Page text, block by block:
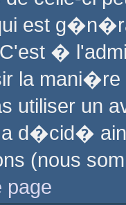
est
�
la
utiliser un
d�cid�
(nous
page